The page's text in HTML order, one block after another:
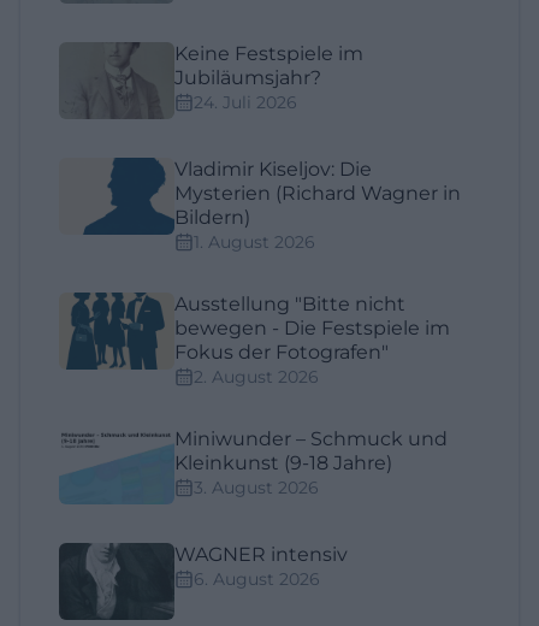
Keine Festspiele im
Jubiläumsjahr?
24. Juli 2026
Vladimir Kiseljov: Die
Mysterien (Richard Wagner in
Bildern)
1. August 2026
Ausstellung "Bitte nicht
bewegen - Die Festspiele im
Fokus der Fotografen"
2. August 2026
Miniwunder – Schmuck und
Kleinkunst (9-18 Jahre)
3. August 2026
WAGNER intensiv
6. August 2026